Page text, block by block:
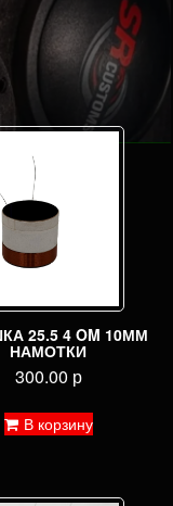
25.5 4 OM 10ММ
НАМОТКИ
300.00 р
В корзину